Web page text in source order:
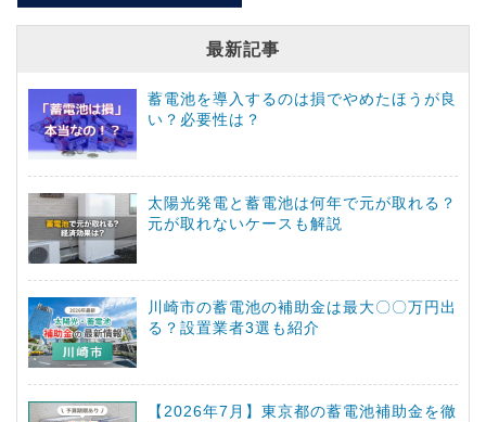
最新記事
蓄電池を導入するのは損でやめたほうが良
い？必要性は？
太陽光発電と蓄電池は何年で元が取れる？
元が取れないケースも解説
川崎市の蓄電池の補助金は最大〇〇万円出
る？設置業者3選も紹介
【2026年7月】東京都の蓄電池補助金を徹